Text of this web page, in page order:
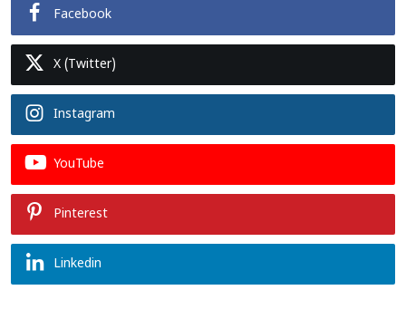
Facebook
X (Twitter)
Instagram
YouTube
Pinterest
Linkedin